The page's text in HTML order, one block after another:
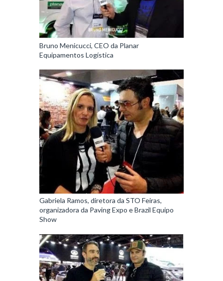
Bruno Menicucci, CEO da Planar
Equipamentos Logística
Gabriela Ramos, diretora da STO Feiras,
organizadora da Paving Expo e Brazil Equipo
Show